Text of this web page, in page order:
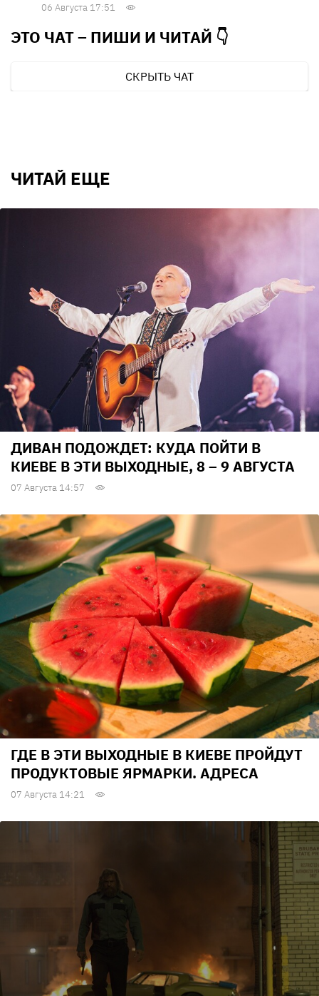
06 Августа 17:51
ЭТО ЧАТ – ПИШИ И ЧИТАЙ 👇
СКРЫТЬ ЧАТ
ЧИТАЙ ЕЩЕ
ДИВАН ПОДОЖДЕТ: КУДА ПОЙТИ В
КИЕВЕ В ЭТИ ВЫХОДНЫЕ, 8 – 9 АВГУСТА
07 Августа 14:57
ГДЕ В ЭТИ ВЫХОДНЫЕ В КИЕВЕ ПРОЙДУТ
ПРОДУКТОВЫЕ ЯРМАРКИ. АДРЕСА
07 Августа 14:21